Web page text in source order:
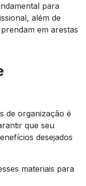
para
além de
em arestas
de organização é
que seu
desejados
materiais para